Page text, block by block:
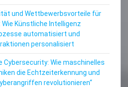
und Wettbewerbsvorteile für
Künstliche Intelligenz
automatisiert und
personalisiert
Cybersecurity: Wie maschinelles
die Echtzeiterkennung und
revolutionieren“